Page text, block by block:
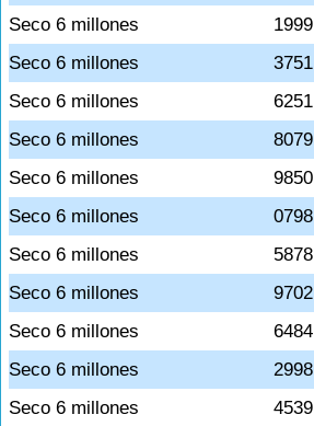
Seco 6 millones
1999
Seco 6 millones
3751
Seco 6 millones
6251
Seco 6 millones
8079
Seco 6 millones
9850
Seco 6 millones
0798
Seco 6 millones
5878
Seco 6 millones
9702
Seco 6 millones
6484
Seco 6 millones
2998
Seco 6 millones
4539